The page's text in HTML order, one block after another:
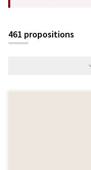
461 propositions